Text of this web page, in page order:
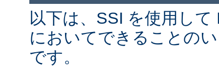
以下は、SSI を使用し
においてできることの
です。